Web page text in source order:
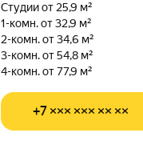
Студии от 25,9 м²
1-комн. от 32,9 м²
2-комн. от 34,6 м²
3-комн. от 54,8 м²
4-комн. от 77,9 м²
+7 ××× ××× ×× ××